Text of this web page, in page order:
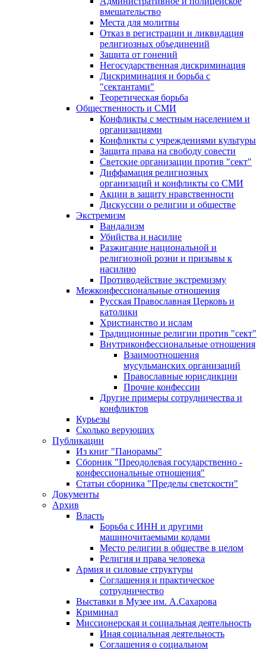
вмешательство
Места для молитвы
Отказ в регистрации и ликвидация
религиозных объединений
Защита от гонений
Негосударственная дискриминация
Дискриминация и борьба с
"сектантами"
Теоретическая борьба
Общественность и СМИ
Конфликты с местным населением и
организациями
Конфликты с учреждениями культуры
Защита права на свободу совести
Светские организации против "сект"
Диффамация религиозных
организаций и конфликты со СМИ
Акции в защиту нравственности
Дискуссии о религии и обществе
Экстремизм
Вандализм
Убийства и насилие
Разжигание национальной и
религиозной розни и призывы к
насилию
Противодействие экстремизму
Межконфессиональные отношения
Русская Православная Церковь и
католики
Христианство и ислам
Традиционные религии против "сект"
Внутриконфессиональные отношения
Взаимоотношения
мусульманских организаций
Православные юрисдикции
Прочие конфессии
Другие примеры сотрудничества и
конфликтов
Курьезы
Сколько верующих
Публикации
Из книг "Панорамы"
Сборник "Преодолевая государственно -
конфессиональные отношения"
Статьи сборника "Пределы светскости"
Документы
Архив
Власть
Борьба с ИНН и другими
машиночитаемыми кодами
Место религии в обществе в целом
Религия и права человека
Армия и силовые структуры
Соглашения и практическое
сотрудничество
Выставки в Музее им. А.Сахарова
Криминал
Миссионерская и социальная деятельность
Иная социальная деятельность
Соглашения о социальном